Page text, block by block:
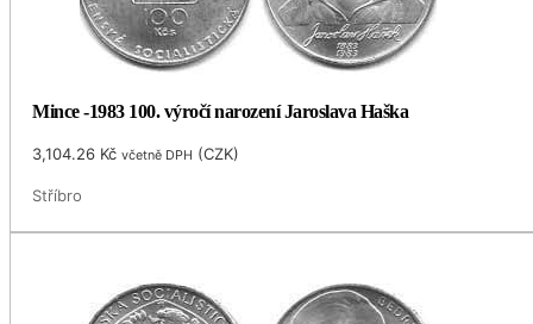
Mince -1983 100. výročí narození Jaroslava Haška
3,104.26 Kč včetně DPH (CZK)
Stříbro